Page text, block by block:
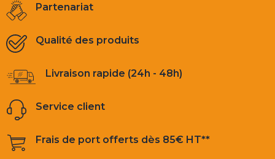
Partenariat
Qualité des produits
Livraison rapide (24h - 48h)
Service client
Frais de port offerts dès 85€ HT**